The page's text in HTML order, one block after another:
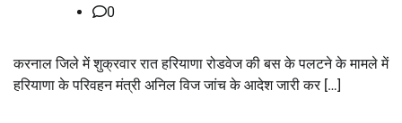
0
करनाल जिले में शुक्रवार रात हरियाणा रोडवेज की बस के पलटने के मामले में
हरियाणा के परिवहन मंत्री अनिल विज जांच के आदेश जारी कर […]